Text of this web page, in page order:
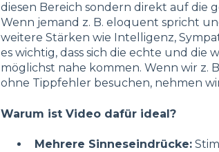
diesen Bereich sondern direkt auf die
Wenn jemand z. B. eloquent spricht
weitere Stärken wie Intelligenz,
es wichtig, dass sich die echte und die
möglichst nahe kommen. Wenn wir z.
ohne Tippfehler besuchen, nehmen
Warum ist Video dafür ideal?
Mehrere Sinneseindrücke: